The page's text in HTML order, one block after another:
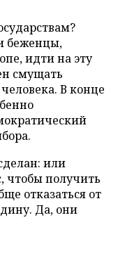
беженцы,
идти на эту
смущать
В конце
или
чтобы получить
отказаться от
Да, они